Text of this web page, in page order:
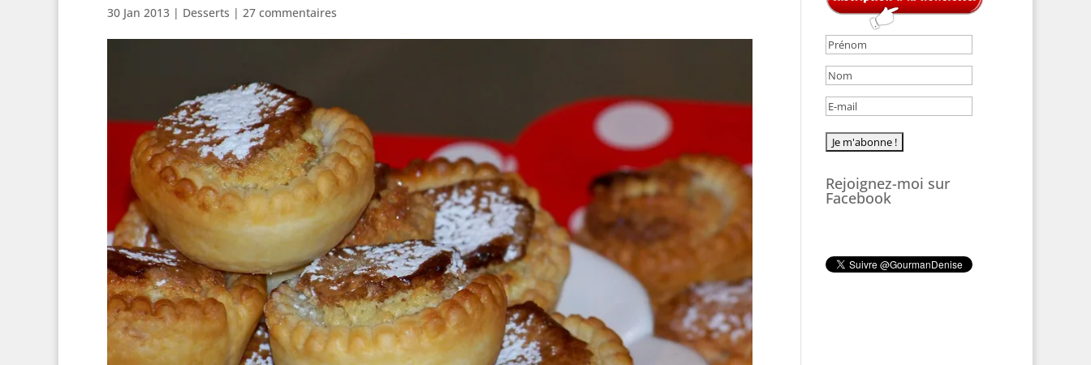
30 Jan 2013 | Desserts | 27 commentaires
Rejoignez-moi sur
Facebook